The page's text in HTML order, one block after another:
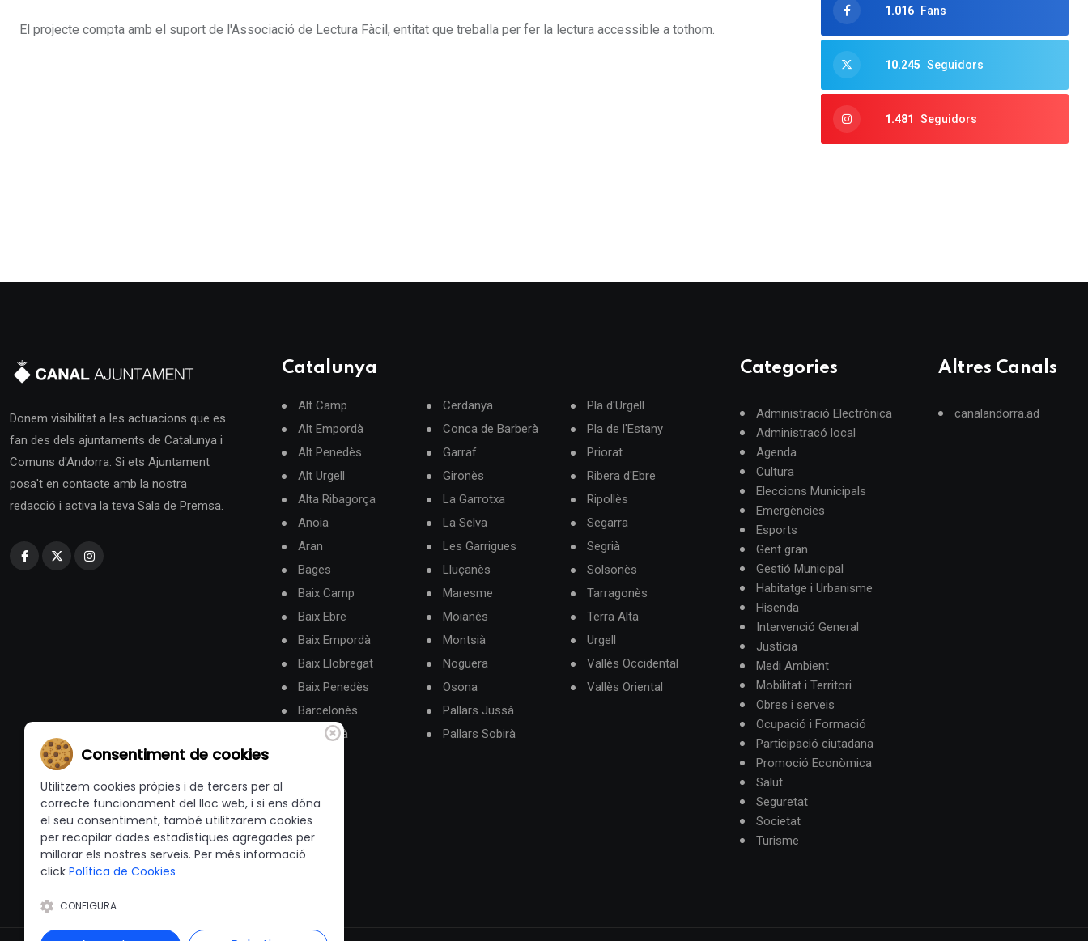
El projecte compta amb el suport de l'Associació de Lectura Fàcil, entitat que treballa per fer la lectura accessible a tothom.
1.016 Fans
10.245 Seguidors
1.481 Seguidors
Donem visibilitat a les actuacions que es
fan des dels ajuntaments de Catalunya i
Comuns d'Andorra. Si ets Ajuntament
posa't en contacte amb la nostra
redacció i activa la teva Sala de Premsa.
Catalunya
Alt Camp
Alt Empordà
Alt Penedès
Alt Urgell
Alta Ribagorça
Anoia
Aran
Bages
Baix Camp
Baix Ebre
Baix Empordà
Baix Llobregat
Baix Penedès
Barcelonès
Berguedà
Cerdanya
Conca de Barberà
Garraf
Gironès
La Garrotxa
La Selva
Les Garrigues
Lluçanès
Maresme
Moianès
Montsià
Noguera
Osona
Pallars Jussà
Pallars Sobirà
Pla d'Urgell
Pla de l'Estany
Priorat
Ribera d'Ebre
Ripollès
Segarra
Segrià
Solsonès
Tarragonès
Terra Alta
Urgell
Vallès Occidental
Vallès Oriental
Categories
Administració Electrònica
Administracó local
Agenda
Cultura
Eleccions Municipals
Emergències
Esports
Gent gran
Gestió Municipal
Habitatge i Urbanisme
Hisenda
Intervenció General
Justícia
Medi Ambient
Mobilitat i Territori
Obres i serveis
Ocupació i Formació
Participació ciutadana
Promoció Econòmica
Salut
Seguretat
Societat
Turisme
Altres Canals
canalandorra.ad
Consentiment de cookies
Utilitzem cookies pròpies i de tercers per al
correcte funcionament del lloc web, i si ens dóna
el seu consentiment, també utilitzarem cookies
per recopilar dades estadístiques agregades per
millorar els nostres serveis. Per més informació
click Política de Cookies
CONFIGURA